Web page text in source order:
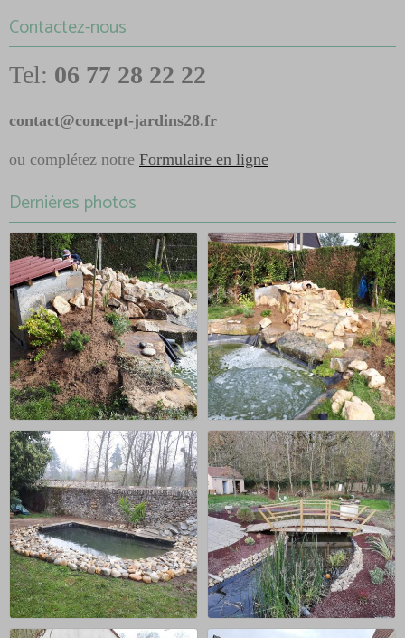
Contactez-nous
Tel: 06 77 28 22 22
contact@concept-jardins28.fr
ou complétez notre Formulaire en ligne
Dernières photos